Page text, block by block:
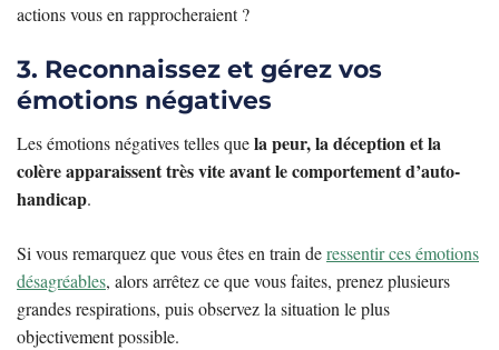
actions vous en rapprocheraient ?
3. Reconnaissez et gérez vos
émotions négatives
Les émotions négatives telles quela peur, la déception et la
colèreapparaissent très vite avant le comportement d’auto-
handicap.
Si vous remarquez que vous êtes en train deressentir ces émotions
désagréables, alors arrêtez ce que vous faites, prenez plusieurs
grandes respirations, puis observez la situation le plus
objectivement possible.